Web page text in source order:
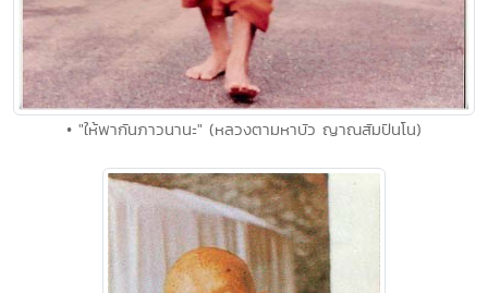
• "ให้พากันภาวนานะ" (หลวงตามหาบัว ญาณสัมปันโน)